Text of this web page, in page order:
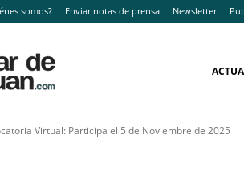
somos? Enviar notas de prensa Newsletter
Virtual: Participa el 5 de Noviembre de 2025